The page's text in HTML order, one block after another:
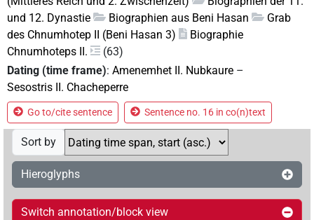
und 12. Dynastie
Biographien aus Beni Hasan
Grab
des Chnumhotep II (Beni Hasan 3)
Biographie
Chnumhoteps II.
(63)
Dating (time frame): Amenemhet II. Nubkaure –
Sesostris II. Chacheperre
Go to/cite sentence Sentence no. 16 in co(n)text
Sort by
Hieroglyphs
Switch annotation/block view